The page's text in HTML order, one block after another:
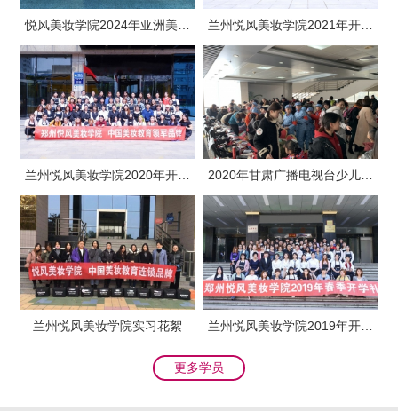
悦风美妆学院2024年亚洲美业
兰州悦风美妆学院2021年开学
兰州悦风美妆学院2020年开学
2020年甘肃广播电视台少儿春
兰州悦风美妆学院实习花絮
兰州悦风美妆学院2019年开学
更多学员